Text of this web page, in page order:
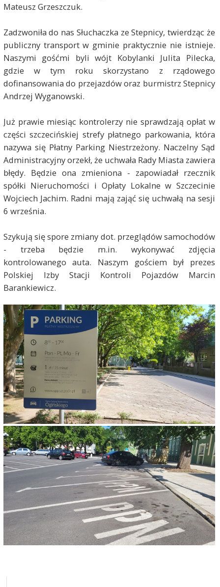
Mateusz Grzeszczuk.
Zadzwoniła do nas Słuchaczka ze Stepnicy, twierdząc że
publiczny transport w gminie praktycznie nie istnieje.
Naszymi gośćmi byli wójt Kobylanki Julita Pilecka,
gdzie w tym roku skorzystano z rządowego
dofinansowania do przejazdów oraz burmistrz Stepnicy
Andrzej Wyganowski.
Już prawie miesiąc kontrolerzy nie sprawdzają opłat w
części szczecińskiej strefy płatnego parkowania, która
nazywa się Płatny Parking Niestrzeżony. Naczelny Sąd
Administracyjny orzekł, że uchwała Rady Miasta zawiera
błędy. Będzie ona zmieniona - zapowiadał rzecznik
spółki Nieruchomości i Opłaty Lokalne w Szczecinie
Wojciech Jachim. Radni mają zająć się uchwałą na sesji
6 września.
Szykują się spore zmiany dot. przeglądów samochodów
- trzeba będzie m.in. wykonywać zdjęcia
kontrolowanego auta. Naszym gościem był prezes
Polskiej Izby Stacji Kontroli Pojazdów Marcin
Barankiewicz.